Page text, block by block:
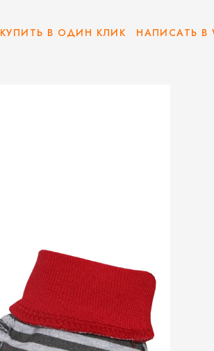
КУПИТЬ В ОДИН КЛИК НАПИСАТЬ В